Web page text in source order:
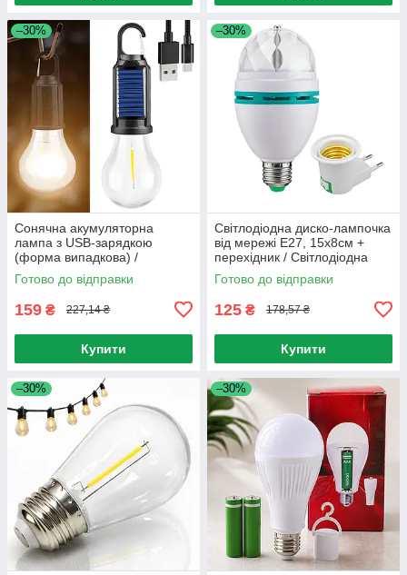
–30%
Сонячна акумуляторна
лампа з USB-зарядкою
(форма випадкова) /
Кемпінговий підвісний
світильник
Готово до відправки
159 ₴ 227,14 ₴
Купити
–30%
Світлодіодна диско-лампочка
від мережі E27, 15х8см +
перехідник / Світлодіодна
лампа, що обертається /
Дискошар в патрон
Готово до відправки
125 ₴ 178,57 ₴
Купити
–30% –30%